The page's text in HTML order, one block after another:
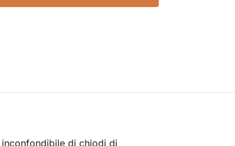
di chiodi di